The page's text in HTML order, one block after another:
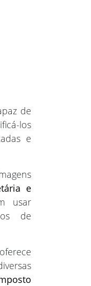
de
los
e
e
usar
de